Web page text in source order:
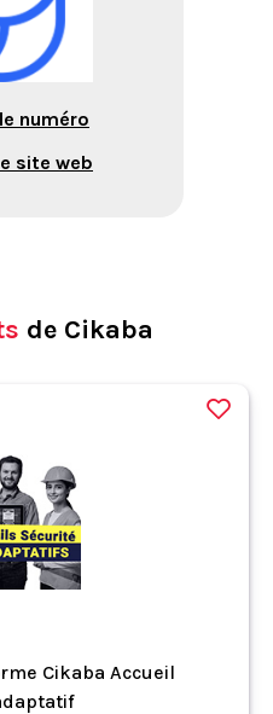
numéro
site web
de Cikaba
Cikaba Accueil